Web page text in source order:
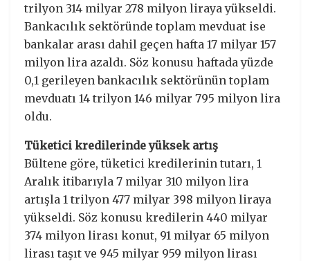
trilyon 314 milyar 278 milyon liraya yükseldi.
Bankacılık sektöründe toplam mevduat ise
bankalar arası dahil geçen hafta 17 milyar 157
milyon lira azaldı. Söz konusu haftada yüzde
0,1 gerileyen bankacılık sektörünün toplam
mevduatı 14 trilyon 146 milyar 795 milyon lira
oldu.
Tüketici kredilerinde yüksek artış
Bültene göre, tüketici kredilerinin tutarı, 1
Aralık itibarıyla 7 milyar 310 milyon lira
artışla 1 trilyon 477 milyar 398 milyon liraya
yükseldi. Söz konusu kredilerin 440 milyar
374 milyon lirası konut, 91 milyar 65 milyon
lirası taşıt ve 945 milyar 959 milyon lirası